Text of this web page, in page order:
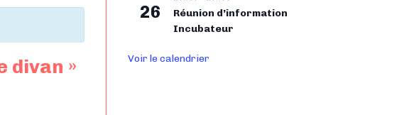
divan »
26
Réunion d’information
Incubateur
Voir le calendrier